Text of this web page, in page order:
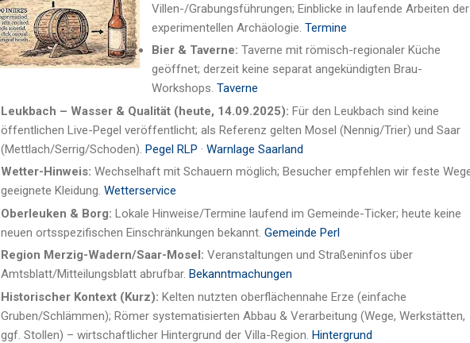
Villen-/Grabungsführungen; Einblicke in laufende Arbeiten der
experimentellen Archäologie. Termine
Bier & Taverne: Taverne mit römisch-regionaler Küche
geöffnet; derzeit keine separat angekündigten Brau-
Workshops. Taverne
Leukbach – Wasser & Qualität (heute, 14.09.2025): Für den Leukbach sind keine
öffentlichen Live-Pegel veröffentlicht; als Referenz gelten Mosel (Nennig/Trier) und Saar
(Mettlach/Serrig/Schoden). Pegel RLP · Warnlage Saarland
Wetter-Hinweis: Wechselhaft mit Schauern möglich; Besucher empfehlen wir feste
geeignete Kleidung. Wetterservice
Oberleuken & Borg: Lokale Hinweise/Termine laufend im Gemeinde-Ticker; heute keine
neuen ortsspezifischen Einschränkungen bekannt. Gemeinde Perl
Region Merzig-Wadern/Saar-Mosel: Veranstaltungen und Straßeninfos über
Amtsblatt/Mitteilungsblatt abrufbar. Bekanntmachungen
Historischer Kontext (Kurz): Kelten nutzten oberflächennahe Erze (einfache
Gruben/Schlämmen); Römer systematisierten Abbau & Verarbeitung (Wege, Werkstätten,
ggf. Stollen) – wirtschaftlicher Hintergrund der Villa-Region. Hintergrund